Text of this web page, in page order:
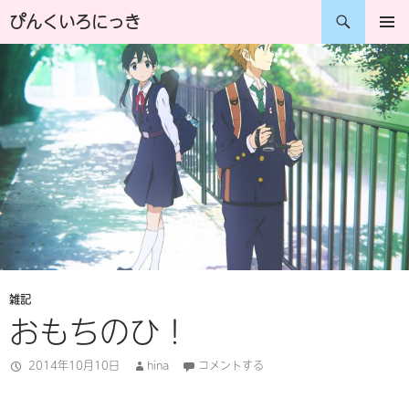
コ
ン
ン
ツ
ス
キ
ッ
プ
ぴんくいろにっき
検
索
メインメ
ニュー
雑記
おもちのひ！
2014年10月10日 hina コメントする